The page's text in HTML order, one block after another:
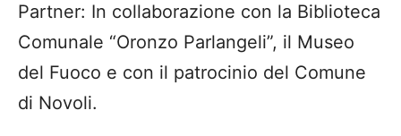
Partner: In collaborazione con la Biblioteca
Comunale “Oronzo Parlangeli”, il Museo
del Fuoco e con il patrocinio del Comune
di Novoli.